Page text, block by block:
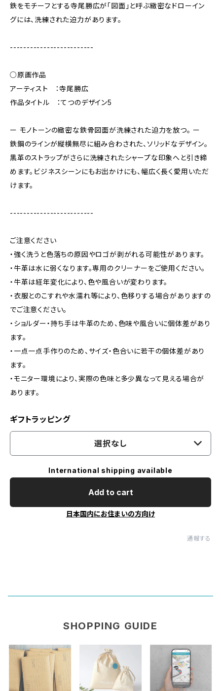
鉄をモチーフとする寺尾勝広が「図面」と呼ぶ緻密なドローイン
グには、洗練された迫力があります。
-------------------------
○原画作品
アーティスト ：寺尾勝広
作品タイトル ：てつのデザイン5
ー モノトーンの緻密な鉄骨図面が洗練された迫力を放つ。 ー
鉄鋼のラインが縦横無尽に組み合わされた、ソリッドなデザイン。
黒革のストラップがさらに洗練されたシャープな印象へと引き締
めます。ビジネスシーンにもお出かけにも、幅広く長く愛用いただ
けます。
-------------------------
ご注意ください
・強く洗うと色落ちの原因やロゴが剥がれる可能性があります。
・牛革は水に弱くなります。専用のクリーナーをご使用ください。
・牛革は経年変化により、色や風合いが変わります。
・衣服とのこすれや水濡れ等により、色移りする場合がありますの
でご注意ください。
・ショルダー・持ち手は牛革のため、色味や風合いに個体差があり
ます。
・一点一点手作りのため、サイズ・色合いに若干の個体差があり
ます。
・モニター環境により、実際の色味と多少異なって見える場合が
あります。
ギフトラッピング
選択なし
International shipping available
Add to cart
日本国内にお住まいの方向け
通報する
SHOPPING GUIDE